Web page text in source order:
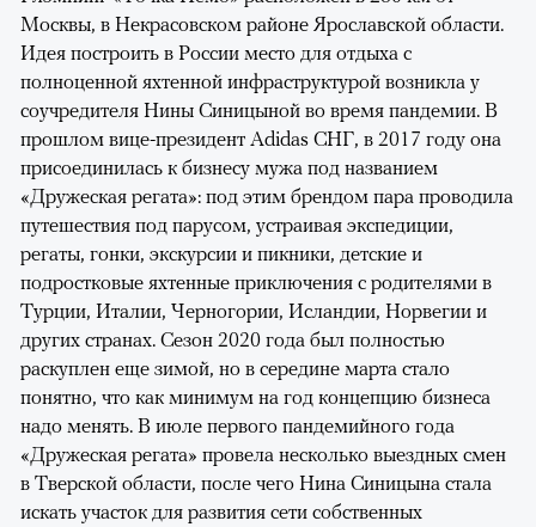
Москвы, в Некрасовском районе Ярославской области.
Идея построить в России место для отдыха с
полноценной яхтенной инфраструктурой возникла у
соучредителя Нины Синицыной во время пандемии. В
прошлом вице-президент Adidas СНГ, в 2017 году она
присоединилась к бизнесу мужа под названием
«Дружеская регата»: под этим брендом пара проводила
путешествия под парусом, устраивая экспедиции,
регаты, гонки, экскурсии и пикники, детские и
подростковые яхтенные приключения с родителями в
Турции, Италии, Черногории, Исландии, Норвегии и
других странах. Сезон 2020 года был полностью
раскуплен еще зимой, но в середине марта стало
понятно, что как минимум на год концепцию бизнеса
надо менять. В июле первого пандемийного года
«Дружеская регата» провела несколько выездных смен
в Тверской области, после чего Нина Синицына стала
искать участок для развития сети собственных